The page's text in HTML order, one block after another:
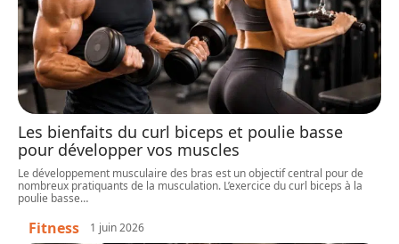
Les bienfaits du curl biceps et poulie basse
pour développer vos muscles
Le développement musculaire des bras est un objectif central pour de
nombreux pratiquants de la musculation. L’exercice du curl biceps à la
poulie basse…
Fitness 1 juin 2026